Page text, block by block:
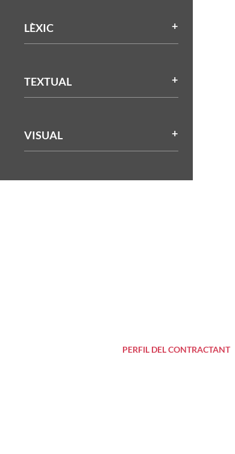
LÈXIC
TEXTUAL
VISUAL
PERFIL DEL CONTRACTANT